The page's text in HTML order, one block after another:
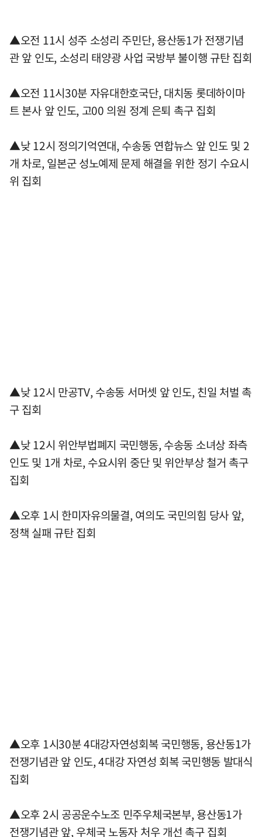
▲오전 11시 성주 소성리 주민단, 용산동1가 전쟁기념
관 앞 인도, 소성리 태양광 사업 국방부 불이행 규탄 집회
▲오전 11시30분 자유대한호국단, 대치동 롯데하이마
트 본사 앞 인도, 고00 의원 정계 은퇴 촉구 집회
▲낮 12시 정의기억연대, 수송동 연합뉴스 앞 인도 및 2
개 차로, 일본군 성노예제 문제 해결을 위한 정기 수요시
위 집회
▲낮 12시 만공TV, 수송동 서머셋 앞 인도, 친일 처벌 촉
구 집회
▲낮 12시 위안부법폐지 국민행동, 수송동 소녀상 좌측
인도 및 1개 차로, 수요시위 중단 및 위안부상 철거 촉구
집회
▲오후 1시 한미자유의물결, 여의도 국민의힘 당사 앞,
정책 실패 규탄 집회
▲오후 1시30분 4대강자연성회복 국민행동, 용산동1가
전쟁기념관 앞 인도, 4대강 자연성 회복 국민행동 발대식
집회
▲오후 2시 공공운수노조 민주우체국본부, 용산동1가
전쟁기념관 앞, 우체국 노동자 처우 개선 촉구 집회